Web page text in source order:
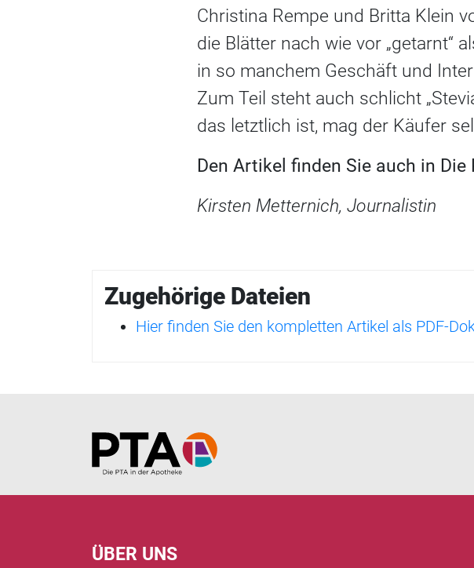
Christina Rempe und Britta Klein
die Blätter nach wie vor „getarnt“
in so manchem Geschäft und
Zum Teil steht auch schlicht
das letztlich ist, mag der Käufer
Den Artikel finden Sie auch in Die
Kirsten Metternich, Journalistin
Zugehörige Dateien
Hier finden Sie den kompletten Artikel als PDF-
Home
ÜBER UNS